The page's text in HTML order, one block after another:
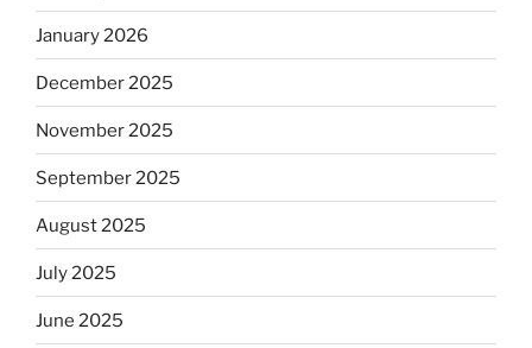
January 2026
December 2025
November 2025
September 2025
August 2025
July 2025
June 2025